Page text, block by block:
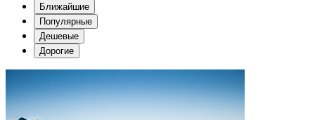
Ближайшие
Популярные
Дешевые
Дорогие